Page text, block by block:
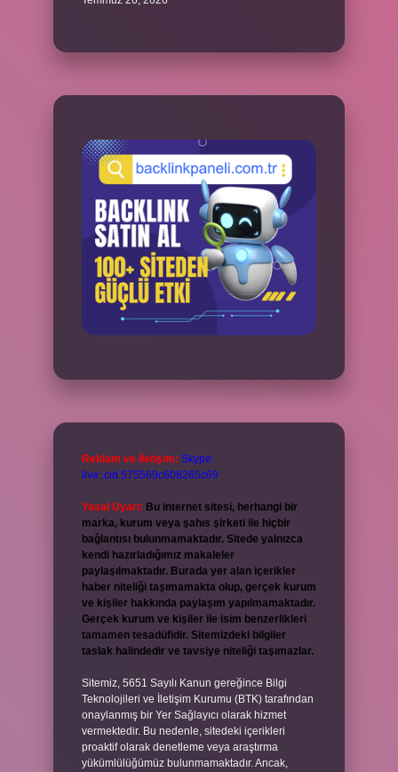
Reklam ve İletişim: Skype:
live:.cid.575569c608265c69
Yasal Uyarı: Bu internet sitesi, herhangi bir
marka, kurum veya şahıs şirketi ile hiçbir
bağlantısı bulunmamaktadır. Sitede yalnızca
kendi hazırladığımız makaleler
paylaşılmaktadır. Burada yer alan içerikler
haber niteliği taşımamakta olup, gerçek kurum
ve kişiler hakkında paylaşım yapılmamaktadır.
Gerçek kurum ve kişiler ile isim benzerlikleri
tamamen tesadüfidir. Sitemizdeki bilgiler
taslak halindedir ve tavsiye niteliği taşımazlar.
Sitemiz, 5651 Sayılı Kanun gereğince Bilgi
Teknolojileri ve İletişim Kurumu (BTK) tarafından
onaylanmış bir Yer Sağlayıcı olarak hizmet
vermektedir. Bu nedenle, sitedeki içerikleri
proaktif olarak denetleme veya araştırma
yükümlülüğümüz bulunmamaktadır. Ancak,